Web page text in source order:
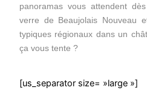
panoramas vous attendent
verre de Beaujolais Nouveau
typiques régionaux dans un
ça vous tente ?
[us_separator size= »large »]